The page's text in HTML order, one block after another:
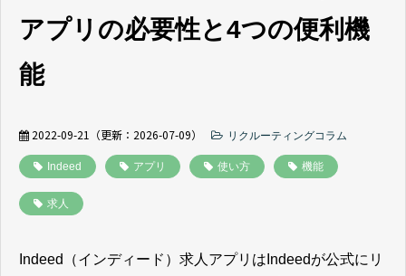
アプリの必要性と4つの便利機
能
2022-09-21 （更新： 2026-07-09） リクルーティングコラム
Indeed アプリ 使い方 機能
求人
Indeed（インディード）求人アプリはIndeedが公式にリ